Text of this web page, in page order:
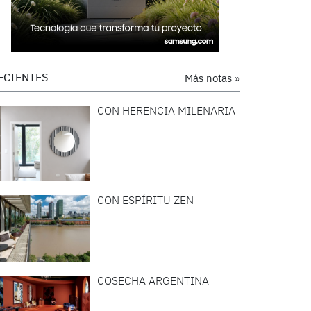
Más notas »
CON HERENCIA MILENARIA
CON ESPÍRITU ZEN
COSECHA ARGENTINA